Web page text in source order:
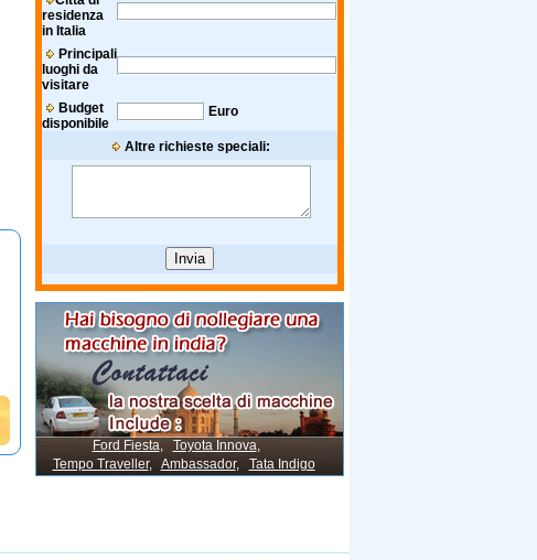
residenza
in Italia
Principali
luoghi da
visitare
Budget
disponibile
Euro
Altre richieste speciali:
Ford Fiesta, Toyota Innova,
Tempo Traveller, Ambassador, Tata Indigo